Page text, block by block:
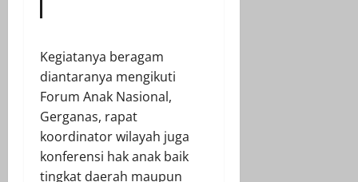
Kegiatanya beragam
diantaranya mengikuti
Forum Anak Nasional,
Gerganas, rapat
koordinator wilayah juga
konferensi hak anak baik
tingkat daerah maupun